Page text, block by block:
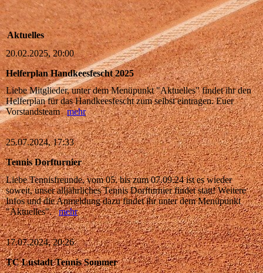
Aktuelles
20.02.2025, 20:00
Helferplan Handkeesfescht 2025
Liebe Mitglieder, unter dem Menüpunkt "Aktuelles" findet ihr den
Helferplan für das Handkeesfescht zum selbst eintragen. Euer
Vorstandsteammehr
25.07.2024, 17:33
Tennis Dorfturnier
Liebe Tennisfreunde, vom 05. bis zum 07.09.24 ist es wieder
soweit, unser alljährliches Tennis Dorfturnier findet statt! Weitere
Infos und die Anmeldung dazu findet ihr unter dem Menüpunkt
"Aktuelles".mehr
17.07.2024, 20:26
TC Lustadt Tennis Sommer